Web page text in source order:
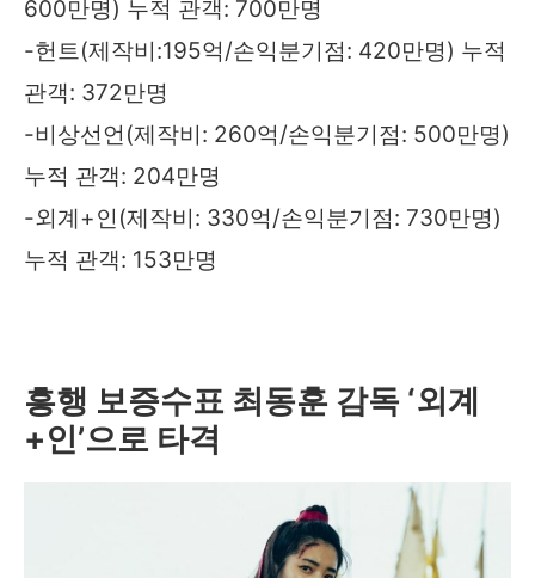
600만명) 누적 관객: 700만명
-헌트(제작비:195억/손익분기점: 420만명) 누적
관객: 372만명
-비상선언(제작비: 260억/손익분기점: 500만명)
누적 관객: 204만명
-외계+인(제작비: 330억/손익분기점: 730만명)
누적 관객: 153만명
흥행 보증수표 최동훈 감독 ‘외계
+인’으로 타격